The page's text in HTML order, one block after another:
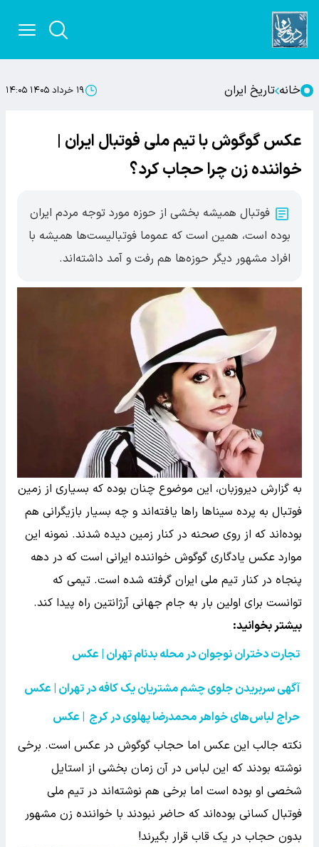
خانه تاریخ ایران ۱۹ خرداد ۱۴۰۵ ۱۴:۰۵
عکس گوگوش با تیم ملی فوتبال ایران |
خواننده زن چرا حجاب کرد؟
فوتبال همیشه بخشی از حوزه مورد توجه مردم ایران
بوده است، همین است که عموما فوتبالیست‌ها همیشه با
افراد مشهور دیگر حوزه‌ها هم رفت و آمد داشته‌اند.
به گزارش دیروزبان، این موضوع چنان بوده که بسیاری از زمین
فوتبال به پرده سیناها راها یافته‌اند و چه بسیار بازیگرانی هم
بوده‌اند که از روی صحنه در کنار زمین دیده شدند. نمونه این
موارد عکس یادگاری گوگوش خواننده ایرانی است که در دهه
پنجاه در کنار تیم ملی ایران گرفته شده است. تیمی که
توانست برای اولین بار به جام جهانی آرژانتین راه پیدا کند.
بیشتر بخوانید:
تجارت دختران نوجوان در محله بدنام تهران | عکس
آگهی سربریدن جلوی چشم مشتریان یک کافه در تهران | عکس
حراج لباس‌های خواهر محمدرضا پهلوی در کرج | عکس
نکته جالب این عکس اما حجاب گوگوش در عکس است. برخی
نوشته بودند که این لباس در آن زمان بخشی از استایل
شخصی او بوده است اما برخی هم نوشته‌اند در تیم ملی
فوتبال کسانی بوده‌اند که حاضر نبودند با خواننده زن مشهور
بدون حجاب در یک قاب قرار بگیرند!